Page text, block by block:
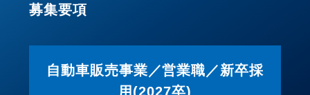
募集要項
自動車販売事業／営業職／新卒採
用(2027卒)